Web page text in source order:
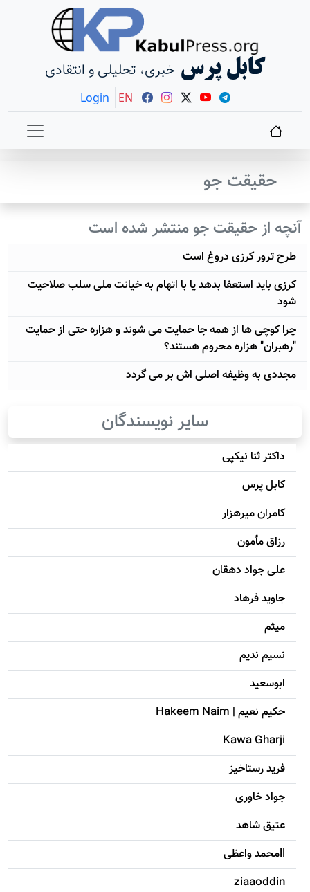
کابل پرس خبری، تحلیلی و انتقادی
Login EN
حقیقت جو
آنچه از حقیقت جو منتشر شده است
طرح ترور کرزی دروغ است
کرزی باید استعفا بدهد یا با اتهام به خیانت ملی سلب صلاحیت
شود
چرا کوچی ها از همه جا حمایت می شوند و هزاره حتی از حمایت
"رهبران" هزاره محروم هستند؟
مجددی به وظیفه اصلی اش بر می گردد
سایر نویسندگان
داکتر ثنا نیکپی
کابل پرس
کامران میرهزار
رزاق مأمون
علی جواد دهقان
جاويد فرهاد
میثم
نسیم ندیم
ابوسعيد
حکيم نعيم | Hakeem Naim
Kawa Gharji
فرید رستاخیز
جواد خاوری
عتیق شاهد
llمحمد واعظی
ziaaoddin